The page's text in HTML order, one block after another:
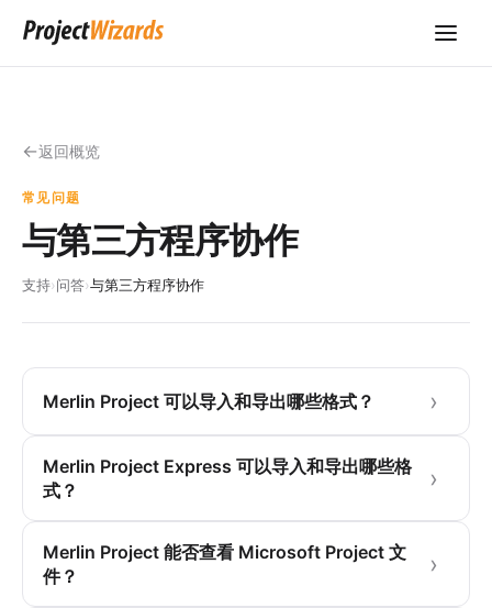
返回概览
常见问题
与第三方程序协作
支持›问答›与第三方程序协作
Merlin Project 可以导入和导出哪些格式？
Merlin Project Express 可以导入和导出哪些格
式？
Merlin Project 能否查看 Microsoft Project 文
件？